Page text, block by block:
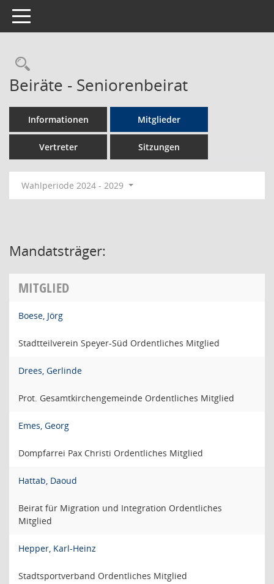
Toggle navigation
Rechercheauswahl
Beiräte - Seniorenbeirat
Informationen Mitglieder
Vertreter Sitzungen
Wahlperiode 2024 - 2029
Mandatsträger:
MITGLIED
Boese, Jörg
Stadtteilverein Speyer-Süd Ordentliches Mitglied
Drees, Gerlinde
Prot. Gesamtkirchengemeinde Ordentliches Mitglied
Emes, Georg
Dompfarrei Pax Christi Ordentliches Mitglied
Hattab, Daoud
Beirat für Migration und Integration Ordentliches
Mitglied
Hepper, Karl-Heinz
Stadtsportverband Ordentliches Mitglied